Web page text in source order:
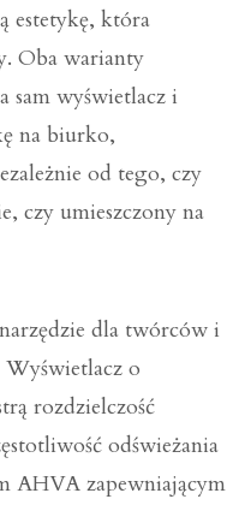
estetykę, która
Oba warianty
sam wyświetlacz i
na biurko,
od tego, czy
czy umieszczony na
dla twórców i
o
rozdzielczość
odświeżania
AHVA zapewniającym